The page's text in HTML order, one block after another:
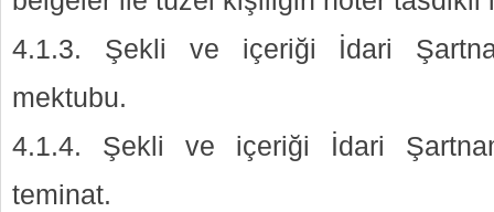
4.1.3. Şekli ve içeriği İdari
mektubu.
4.1.4. Şekli ve içeriği İdari
teminat.